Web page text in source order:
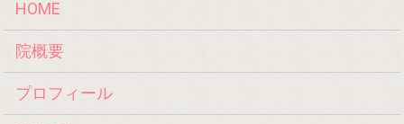
HOME
院概要
プロフィール